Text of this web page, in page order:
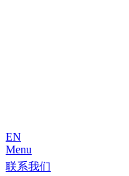
EN
Menu
联系我们